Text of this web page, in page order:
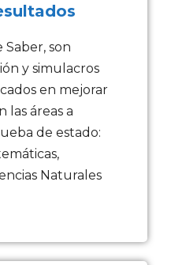
Saber, son
y simulacros
en mejorar
las áreas a
de estado:
Naturales